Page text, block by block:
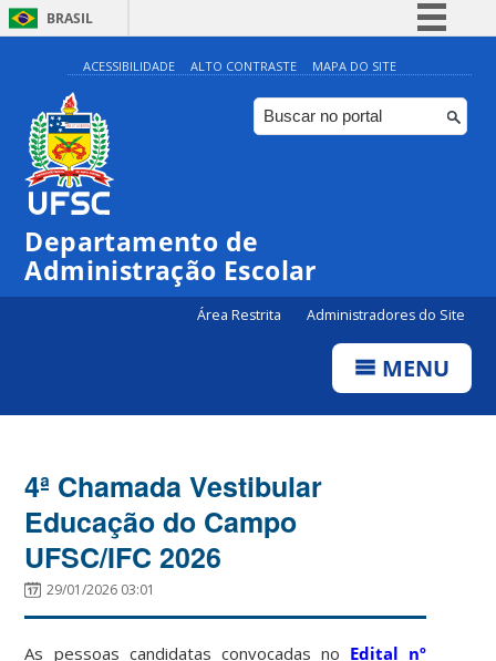
BRASIL
Simplifique!
Comunica BR
Participe
ACESSIBILIDADE ALTO CONTRASTE MAPA DO SITE
Departamento de
Administração Escolar
Área Restrita Administradores do Site
MENU
4ª Chamada Vestibular
Educação do Campo
UFSC/IFC 2026
29/01/2026 03:01
As pessoas candidatas convocadas no Edital nº